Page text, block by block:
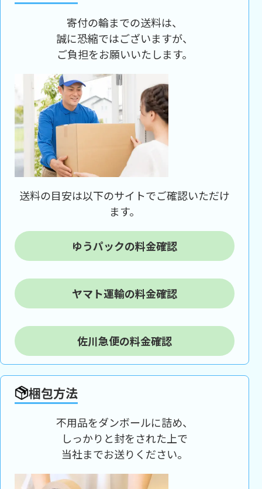
寄付の輪までの送料は、
誠に恐縮ではございますが、
ご負担をお願いいたします。
送料の目安は以下のサイトでご確認いただけ
ます。
ゆうパックの料金確認
ヤマト運輸の料金確認
佐川急便の料金確認
梱包方法
不用品をダンボールに詰め、
しっかりと封をされた上で
当社までお送りください。